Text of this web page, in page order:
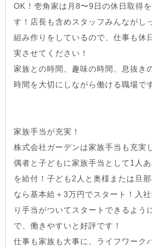
OK！壱角家は月8〜9日の休日取得
す！店長も含めスタッフみんながし
組み作りをしているので、仕事も休
実させてください！
家族との時間、趣味の時間、息抜き
時間を大切にしながら働ける職場で
家族手当が充実！
株式会社ガーデンは家族手当も充実
偶者と子どもに家族手当として1人
を給付！子ども2人と奥様または旦
なら基本給＋3万円でスタート！入
り手当がついてスタートできるよう
で、働きやすいと好評です！
仕事も家族も大事に、ライフワーク